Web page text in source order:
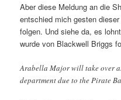
Aber diese Meldung an die
entschied mich gesten
folgen. Und siehe da, es
wurde von Blackwell Briggs
Arabella Major will take over
department due to the Pirate